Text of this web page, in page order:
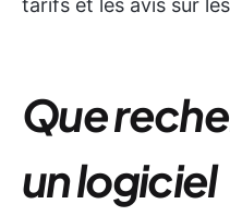
tarifs et les avis sur
Que
un logiciel